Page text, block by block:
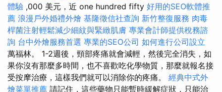
體驗 ,000 美元，近 one hundred fifty 好用的SEO軟體推
薦 浪漫戶外婚禮外燴 基隆徵信社查詢 新竹整復服務 肉毒
桿菌注射輕鬆減少細紋與緊緻肌膚 專業會計師提供稅務諮
詢 台中外燴服務首選 專業的SEO公司 如何進行公司設立
萬福林。 1-2週後，頸部疼痛就會減輕，然後完全消失，如
果你沒有那麼多時間，也不喜歡吃化學物質，那麼就報名接
受按摩治療，這樣我們就可以消除你的疼痛。 經典中式外
燴菜單推薦 請記住，這些藥物只能暫時緩解症狀，只能治